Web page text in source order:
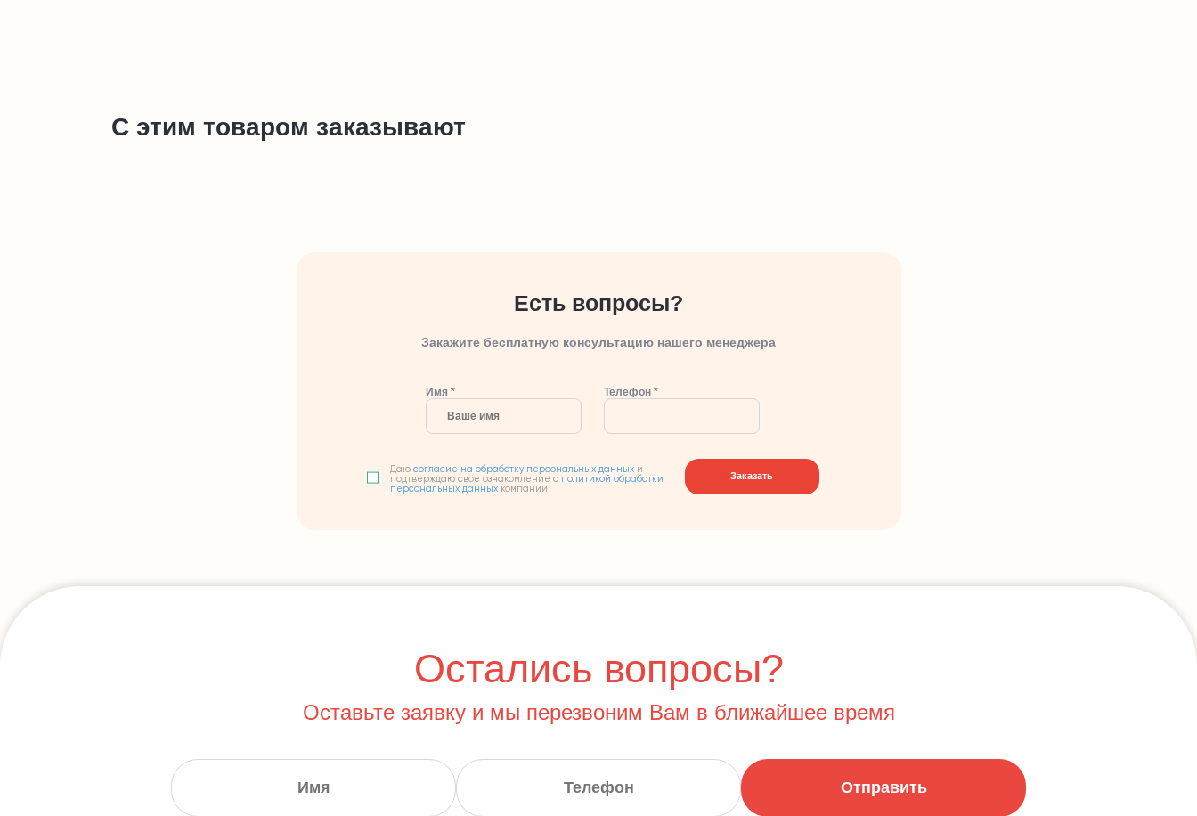
С этим товаром заказывают
Есть вопросы?
Закажите бесплатную консультацию нашего менеджера
Имя * Телефон *
Даю согласие на обработку персональных данных и
подтверждаю свое ознакомление с политикой обработки
персональных данных компании
Заказать
Остались вопросы?
Оставьте заявку и мы перезвоним Вам в ближайшее время
Отправить